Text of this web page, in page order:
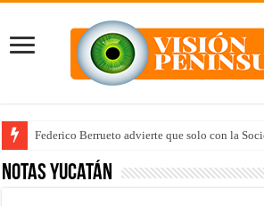
Arrancan la tercera etapa de Médico 24/7
Notas Yucatán